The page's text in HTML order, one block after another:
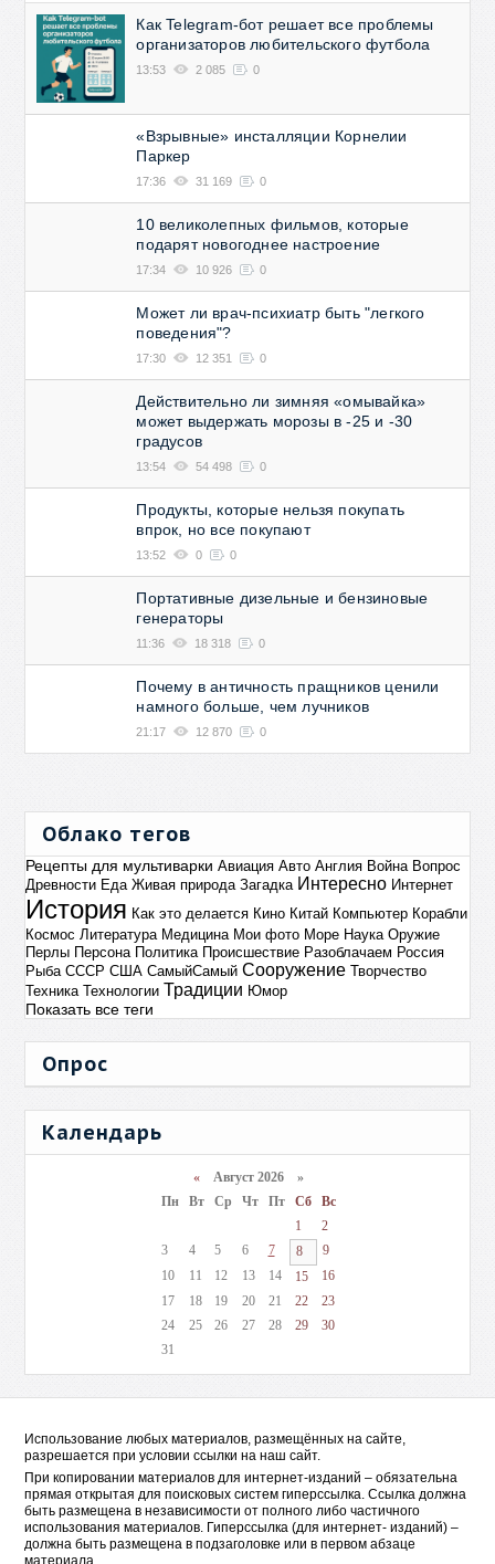
Как Telegram-бот решает все проблемы
организаторов любительского футбола
13:53 2 085 0
«Взрывные» инсталляции Корнелии
Паркер
17:36 31 169 0
10 великолепных фильмов, которые
подарят новогоднее настроение
17:34 10 926 0
Может ли врач-психиатр быть "легкого
поведения"?
17:30 12 351 0
Действительно ли зимняя «омывайка»
может выдержать морозы в -25 и -30
градусов
13:54 54 498 0
Продукты, которые нельзя покупать
впрок, но все покупают
13:52 0 0
Портативные дизельные и бензиновые
генераторы
11:36 18 318 0
Почему в античность пращников ценили
намного больше, чем лучников
21:17 12 870 0
Облако тегов
Рецепты для мультиварки Авиация Авто Англия Война Вопрос
Древности Еда Живая природа Загадка Интересно Интернет
История Как это делается Кино Китай Компьютер Корабли
Космос Литература Медицина Мои фото Море Наука Оружие
Перлы Персона Политика Происшествие Разоблачаем Россия
Рыба СССР США СамыйСамый Сооружение Творчество
Техника Технологии Традиции Юмор
Показать все теги
Опрос
Календарь
«Август 2026 »
Пн
Вт Ср Чт Пт Сб
Вс
1
2
3
4 5 6 7 8
9
10
11 12 13 14 15
16
17
18 19 20 21 22
23
24
25 26 27 28 29
30
31
Использование любых материалов, размещённых на сайте,
разрешается при условии ссылки на наш сайт.
При копировании материалов для интернет-изданий – обязательна
прямая открытая для поисковых систем гиперссылка. Ссылка должна
быть размещена в независимости от полного либо частичного
использования материалов. Гиперссылка (для интернет- изданий) –
должна быть размещена в подзаголовке или в первом абзаце
материала.